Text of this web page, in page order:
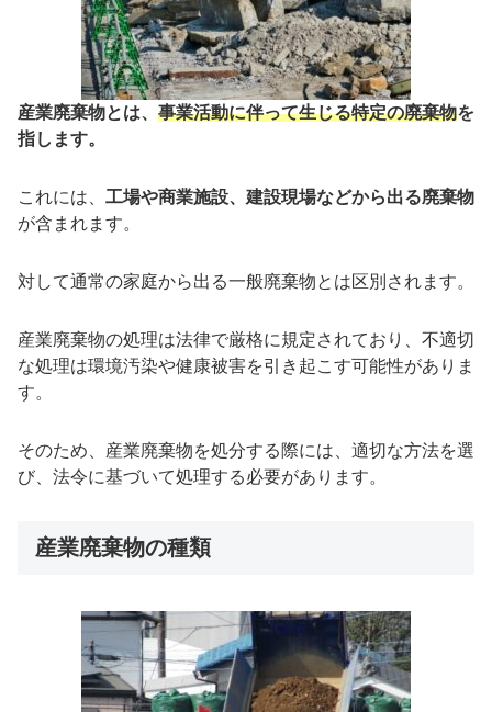
産業廃棄物とは、 事業活動に伴って生じる特定の廃棄物を
指します。
これには、 工場や商業施設、建設現場などから出る廃棄物
が含まれます。
対して通常の家庭から出る一般廃棄物とは区別されます。
産業廃棄物の処理は法律で厳格に規定されており、不適切
な処理は環境汚染や健康被害を引き起こす可能性がありま
す。
そのため、産業廃棄物を処分する際には、適切な方法を選
び、法令に基づいて処理する必要があります。
産業廃棄物の種類